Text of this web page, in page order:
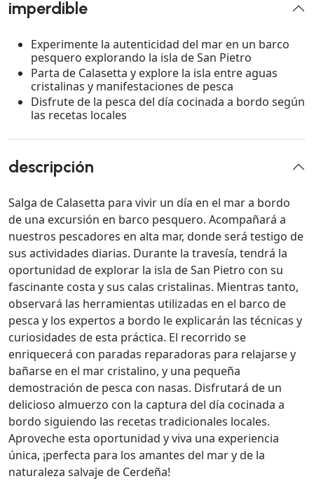
imperdible
Experimente la autenticidad del mar en un barco
pesquero explorando la isla de San Pietro
Parta de Calasetta y explore la isla entre aguas
cristalinas y manifestaciones de pesca
Disfrute de la pesca del día cocinada a bordo según
las recetas locales
descripción
Salga de Calasetta para vivir un día en el mar a bordo
de una excursión en barco pesquero. Acompañará a
nuestros pescadores en alta mar, donde será testigo de
sus actividades diarias. Durante la travesía, tendrá la
oportunidad de explorar la isla de San Pietro con su
fascinante costa y sus calas cristalinas. Mientras tanto,
observará las herramientas utilizadas en el barco de
pesca y los expertos a bordo le explicarán las técnicas y
curiosidades de esta práctica. El recorrido se
enriquecerá con paradas reparadoras para relajarse y
bañarse en el mar cristalino, y una pequeña
demostración de pesca con nasas. Disfrutará de un
delicioso almuerzo con la captura del día cocinada a
bordo siguiendo las recetas tradicionales locales.
Aproveche esta oportunidad y viva una experiencia
única, ¡perfecta para los amantes del mar y de la
naturaleza salvaje de Cerdeña!